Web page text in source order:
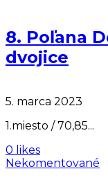
8. Poľana
dvojice
5. marca 2023
1.miesto / 70,85...
0 likes
Nekomentované